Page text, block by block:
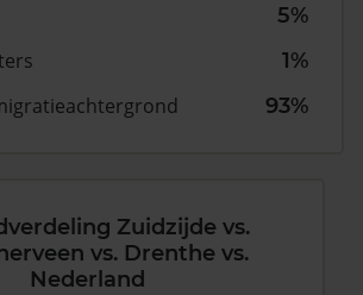
5%
1%
93%
Zuidzijde vs.
vs. Drenthe vs.
Nederland